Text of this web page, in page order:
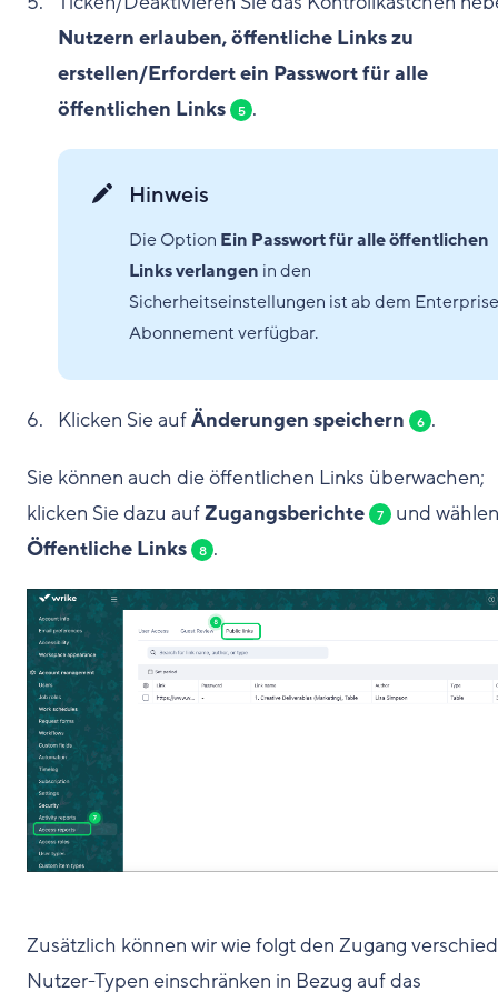
Nutzern erlauben, öffentliche Links zu
erstellen/Erfordert ein Passwort für alle
öffentlichen Links
5 .
Hinweis
Die Option Ein Passwort für alle öffentlichen
Links verlangen in den
Sicherheitseinstellungen ist ab dem
Abonnement verfügbar.
Klicken Sie aufÄnderungen speichern 6 .
Sie können auch die öffentlichen Links überwachen;
klicken Sie dazu aufZugangsberichte 7
und
Öffentliche Links
8 .
Zusätzlich können wir wie folgt den Zugang
Nutzer-Typen einschränken in Bezug auf das